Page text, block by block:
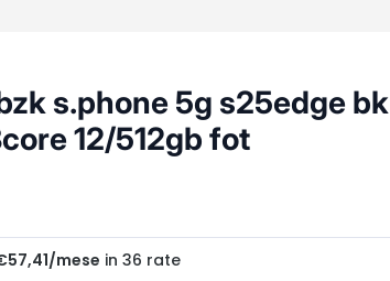
s.phone 5g s25edge bk
12/512gb fot